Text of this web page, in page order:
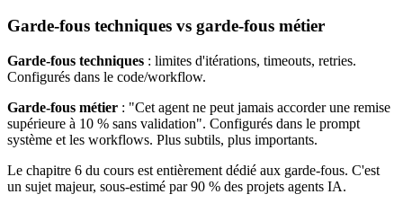
Garde-fous techniques vs garde-fous métier
Garde-fous techniques : limites d'itérations, timeouts, retries.
Configurés dans le code/workflow.
Garde-fous métier : "Cet agent ne peut jamais accorder une remise
supérieure à 10 % sans validation". Configurés dans le prompt
système et les workflows. Plus subtils, plus importants.
Le chapitre 6 du cours est entièrement dédié aux garde-fous. C'est
un sujet majeur, sous-estimé par 90 % des projets agents IA.